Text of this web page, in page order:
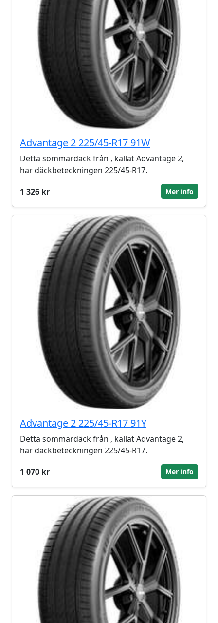
Advantage 2 225/45-R17 91W
Detta sommardäck från , kallat Advantage 2,
har däckbeteckningen 225/45-R17.
1 326 kr
Mer info
Advantage 2 225/45-R17 91Y
Detta sommardäck från , kallat Advantage 2,
har däckbeteckningen 225/45-R17.
1 070 kr
Mer info